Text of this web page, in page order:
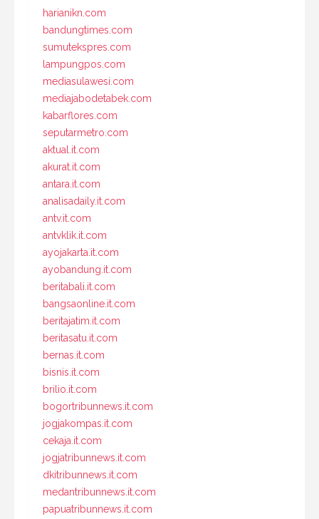
harianikn.com
bandungtimes.com
sumutekspres.com
lampungpos.com
mediasulawesi.com
mediajabodetabek.com
kabarflores.com
seputarmetro.com
aktual.it.com
akurat.it.com
antara.it.com
analisadaily.it.com
antv.it.com
antvklik.it.com
ayojakarta.it.com
ayobandung.it.com
beritabali.it.com
bangsaonline.it.com
beritajatim.it.com
beritasatu.it.com
bernas.it.com
bisnis.it.com
brilio.it.com
bogortribunnews.it.com
jogjakompas.it.com
cekaja.it.com
jogjatribunnews.it.com
dkitribunnews.it.com
medantribunnews.it.com
papuatribunnews.it.com